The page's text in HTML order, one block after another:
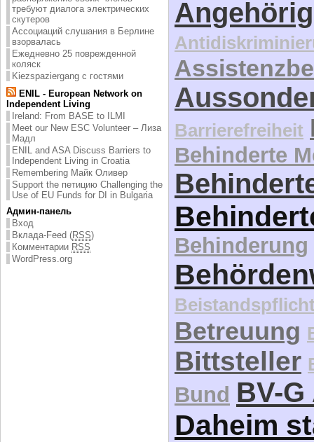
требуют диалога электрических
скутеров
Ассоциаций слушания в Берлине
взорвалась
Ежедневно 25 поврежденной
коляск
Kiezspaziergang с гостями
ENIL - European Network on
Independent Living
Ireland: From BASE to ILMI
Meet our New ESC Volunteer – Лиза
Мадл
ENIL and ASA Discuss Barriers to
Independent Living in Croatia
Remembering Майк Оливер
Support the петицию Challenging the
Use of EU Funds for DI in Bulgaria
Админ-панель
Вход
Вклада-Feed (RSS)
Комментарии RSS
WordPress.org
Barrierefreiheit
Behinderte
Behinderung
Betreuung
Bittsteller
Bund BV-
Daheim